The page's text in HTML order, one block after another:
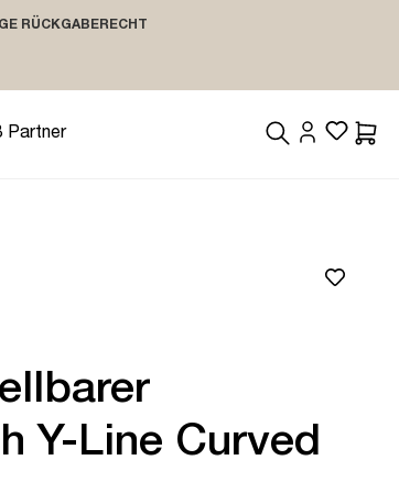
RÜCKGABERECHT
Partner
Y-Line Curved